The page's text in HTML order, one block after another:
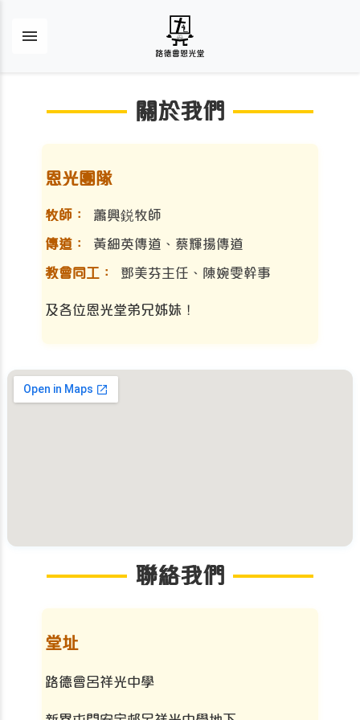
關於我們
恩光團隊
牧師： 蕭興鋭牧師
傳道： 黃細英傳道、蔡輝揚傳道
教會同工： 鄧美芬主任、陳婉雯幹事
及各位恩光堂弟兄姊妹！
聯絡我們
堂址
路德會呂祥光中學